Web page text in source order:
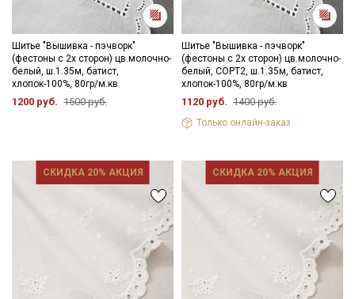
Шитье "Вышивка - пэчворк"
(фестоны с 2х сторон) цв.молочно-
белый, ш.1.35м, батист,
хлопок-100%, 80гр/м.кв
1200 руб. 1500 руб.
Шитье "Вышивка - пэчворк"
(фестоны с 2х сторон) цв.молочно-
белый, СОРТ2, ш.1.35м, батист,
хлопок-100%, 80гр/м.кв
1120 руб. 1400 руб.
Только онлайн-заказ
СКИДКА 20% АКЦИЯ СКИДКА 20% АКЦИЯ